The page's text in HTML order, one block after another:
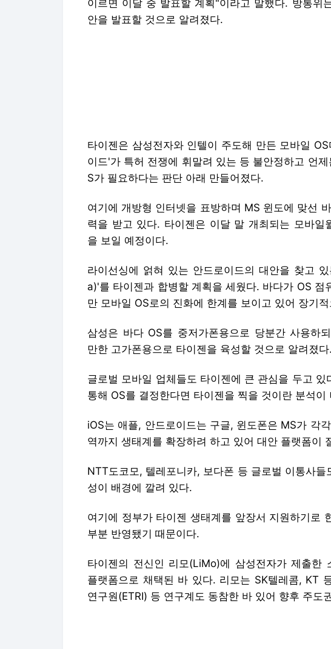
이르면 이달 중 발표할 계획"이라고 말했다. 방통위
안을 발표할 것으로 알려졌다.
타이젠은 삼성전자와 인텔이 주도해 만든 모바일
이드'가 특허 전쟁에 휘말려 있는 등 불안정하고 언
S가 필요하다는 판단 아래 만들어졌다.
여기에 개방형 인터넷을 표방하며 MS 윈도에 맞선
력을 받고 있다. 타이젠은 이달 말 개최되는 모바일
을 보일 예정이다.
라이선싱에 얽혀 있는 안드로이드의 대안을 찾고
a)'를 타이젠과 합병할 계획을 세웠다. 바다가 OS 점
만 모바일 OS로의 진화에 한계를 보이고 있어 장기
삼성은 바다 OS를 중저가폰용으로 당분간 사용하
만한 고가폰용으로 타이젠을 육성할 것으로 알려졌다.
글로벌 모바일 업체들도 타이젠에 큰 관심을 두고
통해 OS를 결정한다면 타이젠을 찍을 것이란 분석이
iOS는 애플, 안드로이드는 구글, 윈도폰은 MS가 각
역까지 생태계를 확장하려 하고 있어 대안 플랫폼이
NTT도코모, 텔레포니카, 보다폰 등 글로벌 이통사
성이 배경에 깔려 있다.
여기에 정부가 타이젠 생태계를 앞장서 지원하기로
부분 반영됐기 때문이다.
타이젠의 전신인 리모(LiMo)에 삼성전자가 제출한
플랫폼으로 채택된 바 있다. 리모는 SK텔레콤, KT
연구원(ETRI) 등 연구계도 동참한 바 있어 향후 주도